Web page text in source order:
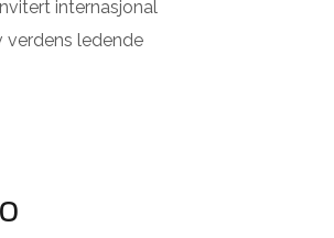
internasjonal
verdens ledende